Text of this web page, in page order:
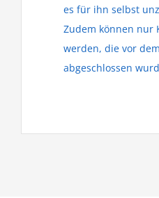
es für ihn selbst
Zudem können nur
werden, die vor
abgeschlossen